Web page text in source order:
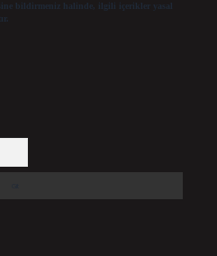
bildirmeniz halinde, ilgili içerikler yasal